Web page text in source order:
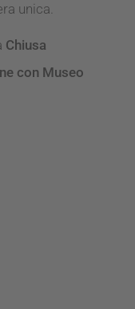
unica.
Chiusa
con Museo